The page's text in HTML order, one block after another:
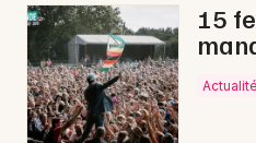
15